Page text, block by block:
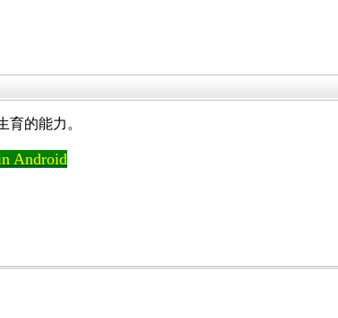
的能力。
Android